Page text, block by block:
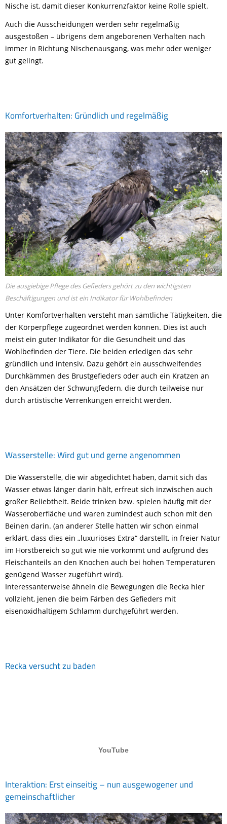
Nische ist, damit dieser Konkurrenzfaktor keine Rolle spielt.
Auch die Ausscheidungen werden sehr regelmäßig
ausgestoßen – übrigens dem angeborenen Verhalten nach
immer in Richtung Nischenausgang, was mehr oder weniger
gut gelingt.
Komfortverhalten: Gründlich und regelmäßig
© Markus Leitner
Die ausgiebige Pflege des Gefieders gehört zu den wichtigsten
Beschäftigungen und ist ein Indikator für Wohlbefinden
Unter Komfortverhalten versteht man sämtliche Tätigkeiten, die
der Körperpflege zugeordnet werden können. Dies ist auch
meist ein guter Indikator für die Gesundheit und das
Wohlbefinden der Tiere. Die beiden erledigen das sehr
gründlich und intensiv. Dazu gehört ein ausschweifendes
Durchkämmen des Brustgefieders oder auch ein Kratzen an
den Ansätzen der Schwungfedern, die durch teilweise nur
durch artistische Verrenkungen erreicht werden.
Wasserstelle: Wird gut und gerne angenommen
Die Wasserstelle, die wir abgedichtet haben, damit sich das
Wasser etwas länger darin hält, erfreut sich inzwischen auch
großer Beliebtheit. Beide trinken bzw. spielen häufig mit der
Wasseroberfläche und waren zumindest auch schon mit den
Beinen darin. (an anderer Stelle hatten wir schon einmal
erklärt, dass dies ein „luxuriöses Extra“ darstellt, in freier Natur
im Horstbereich so gut wie nie vorkommt und aufgrund des
Fleischanteils an den Knochen auch bei hohen Temperaturen
genügend Wasser zugeführt wird).
Interessanterweise ähneln die Bewegungen die Recka hier
vollzieht, jenen die beim Färben des Gefieders mit
eisenoxidhaltigem Schlamm durchgeführt werden.
Recka versucht zu baden
Interaktion: Erst einseitig – nun ausgewogener und
gemeinschaftlicher